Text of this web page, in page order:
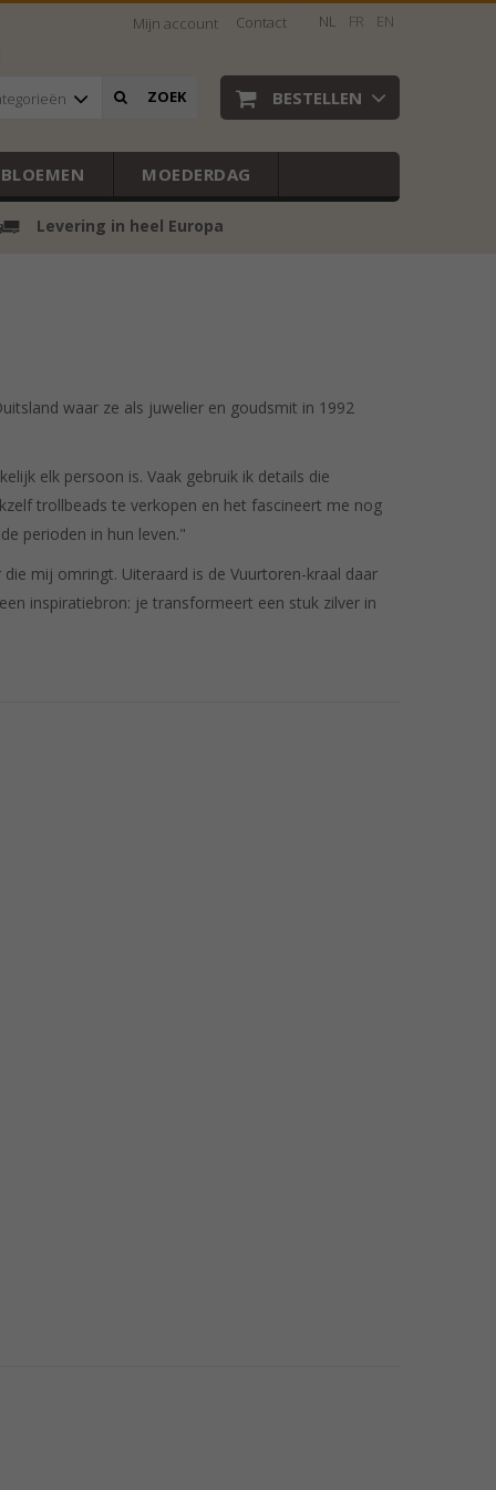
Mijn account Contact NL FR EN
ZOEK BESTELLEN
MOEDERDAG
Levering in heel Europa
waar ze als juwelier en goudsmit in 1992
elk persoon is. Vaak gebruik ik details die
trollbeads te verkopen en het fascineert me nog
perioden in hun leven."
mij omringt. Uiteraard is de Vuurtoren-kraal daar
inspiratiebron: je transformeert een stuk zilver in